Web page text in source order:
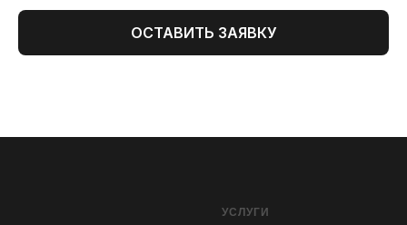
ОСТАВИТЬ ЗАЯВКУ
УСЛУГИ